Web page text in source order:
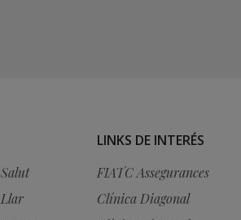
Llar
LINKS DE INTERÉS
FIATC Assegurances
Clínica Diagonal